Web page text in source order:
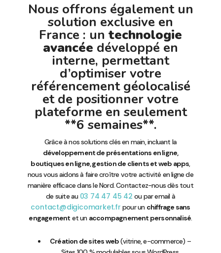
Nous offrons également un
solution exclusive en
France : un technologie
avancée développé en
interne, permettant
d’optimiser votre
référencement géolocalisé
et de positionner votre
plateforme en seulement
**6 semaines**.
Grâce à nos solutions clés en main, incluant la
développement de présentations en ligne,
boutiques en ligne, gestion de clients et web apps,
nous vous aidons à faire croître votre activité en ligne de
manière efficace dans le Nord. Contactez-nous dès tout
de suite au 03 74 47 45 42 ou par email à
contact@digicomarket.fr pour un chiffrage sans
engagement et un accompagnement personnalisé.
Création de sites web(vitrine, e-commerce) –